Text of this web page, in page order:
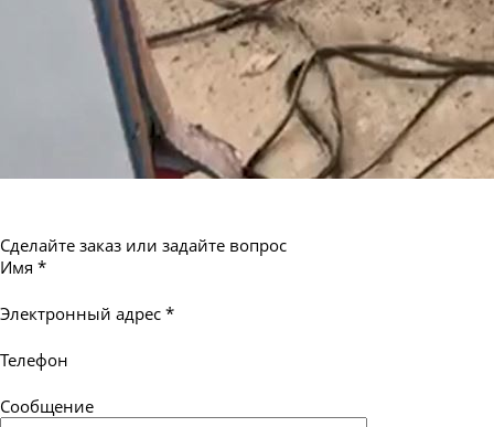
Сделайте заказ или задайте вопрос
Имя *
Электронный адрес *
Телефон
Сообщение